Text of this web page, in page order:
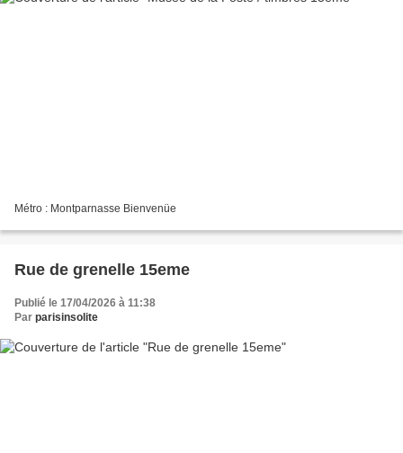
Métro : Montparnasse Bienvenüe
Rue de grenelle 15eme
Publié le 17/04/2026 à 11:38
Par parisinsolite